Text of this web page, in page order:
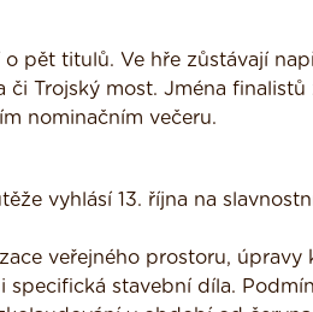
pět titulů. Ve hře zůstávají
Trojský most. Jména finalistů
nominačním večeru.
vyhlásí 13. října na
veřejného prostoru, úpravy
stavební díla.